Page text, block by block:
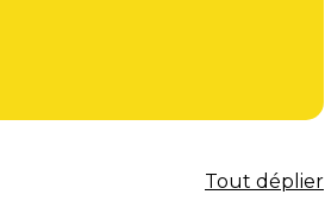
Tout déplier